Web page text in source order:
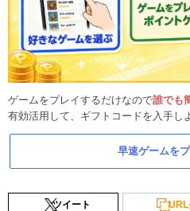
ゲームをプレイするだけなので誰でも
有効活用して、ギフトコードを入手し
早速ゲームを
ツイート URL